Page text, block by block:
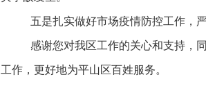
五是扎实做好市场疫情防控工作，
感谢您对我区工作的关心和支持，
工作，更好地为平山区百姓服务。